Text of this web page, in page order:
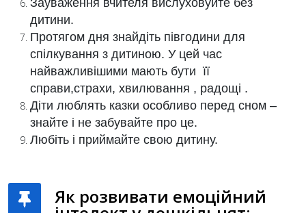
Зауваження вчителя вислуховуйте без
дитини.
Протягом дня знайдіть півгодини для
спілкування з дитиною. У цей час
найважливішими мають бути її
справи,страхи, хвилювання , радощі .
Діти люблять казки особливо перед сном –
знайте і не забувайте про це.
Любіть і приймайте свою дитину.
Як розвивати емоційний